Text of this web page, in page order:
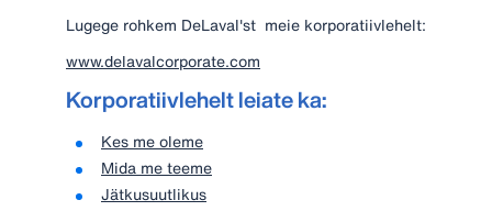
Lugege rohkem DeLaval'st meie korporatiivlehelt:
www.delavalcorporate.com
Korporatiivlehelt leiate ka:
Kes me oleme
Mida me teeme
Jätkusuutlikus